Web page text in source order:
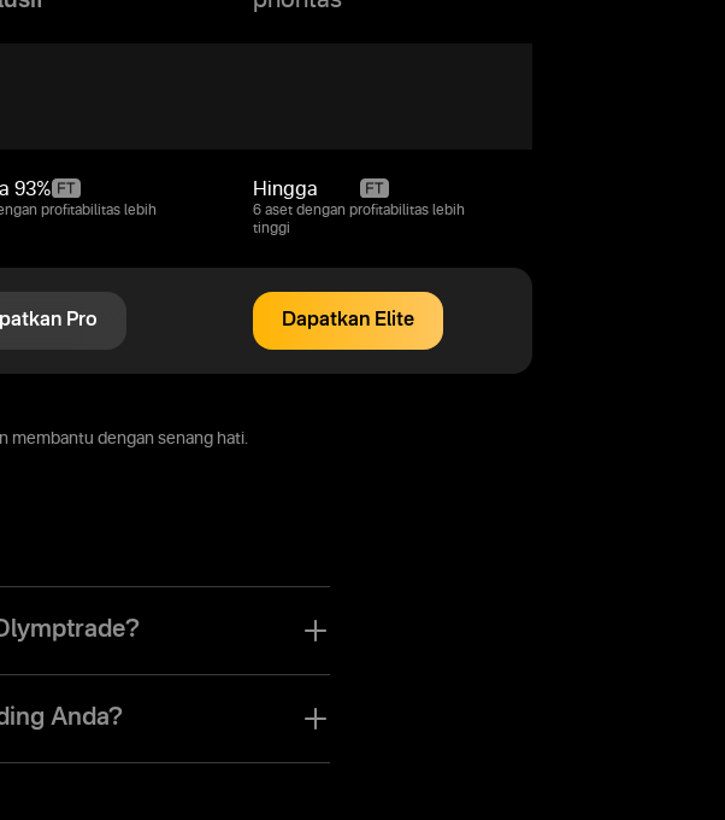
93%
profitabilitas lebih
Hingga
6 aset dengan profitabilitas lebih
tinggi
Pro Dapatkan Elite
membantu dengan senang hati.
trading berbagai instrumen dalam satu
Anda?